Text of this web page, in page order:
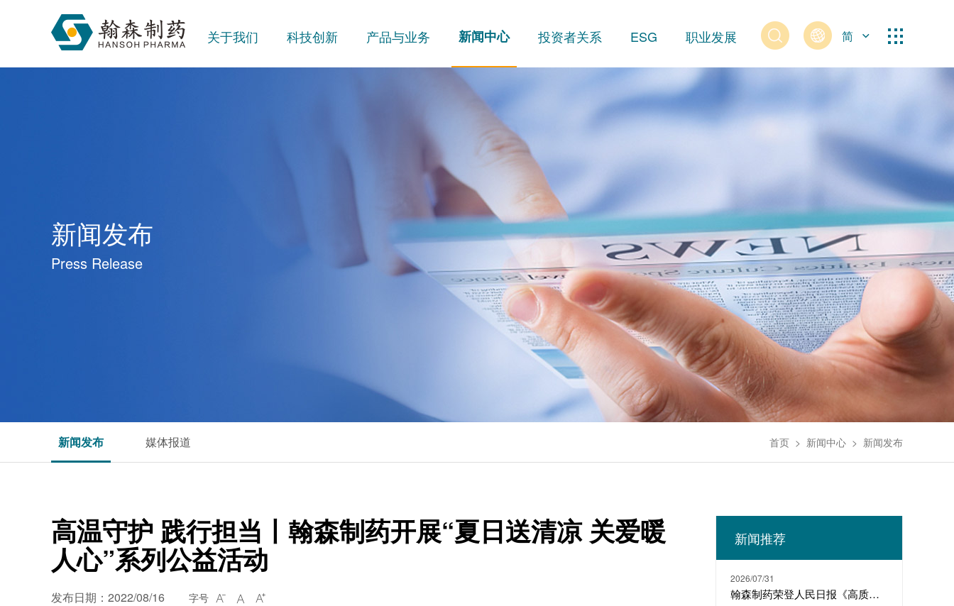
简 
关于我们 科技创新 产品与业务 新闻中心 投资者关系 ESG 职业发展
新闻发布
Press Release
新闻发布 媒体报道 首页 > 新闻中心 > 新闻发布
高温守护 践行担当丨翰森制药开展“夏日送清凉 关爱暖
人心”系列公益活动
发布日期：2022/08/16 字号   
新闻推荐
2026/07/31
翰森制药荣登人民日报《高质量发展故事汇》